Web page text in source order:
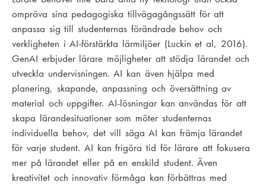
ompröva sina pedagogiska tillvägagångssätt för att
anpassa sig till studenternas förändrade behov och
verkligheten i AI-förstärkta lärmiljöer (Luckin et al, 2016).
GenAI erbjuder lärare möjligheter att stödja lärandet och
utveckla undervisningen. AI kan även hjälpa med
planering, skapande, anpassning och översättning av
material och uppgifter. AI-lösningar kan användas för att
skapa lärandesituationer som möter studenternas
individuella behov, det vill säga AI kan främja lärandet
för varje student. AI kan frigöra tid för lärare att fokusera
mer på lärandet eller på en enskild student. Även
kreativitet och innovativ förmåga kan förbättras med